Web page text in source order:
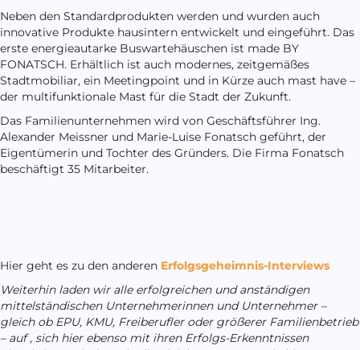
Neben den Standardprodukten werden und wurden auch
innovative Produkte hausintern entwickelt und eingeführt. Das
erste energieautarke Buswartehäuschen ist made BY
FONATSCH. Erhältlich ist auch modernes, zeitgemäßes
Stadtmobiliar, ein Meetingpoint und in Kürze auch mast have –
der multifunktionale Mast für die Stadt der Zukunft.
Das Familienunternehmen wird von Geschäftsführer Ing.
Alexander Meissner und Marie-Luise Fonatsch geführt, der
Eigentümerin und Tochter des Gründers. Die Firma Fonatsch
beschäftigt 35 Mitarbeiter.
Hier geht es zu den anderen Erfolgsgeheimnis-Interviews
Weiterhinladen wir alle erfolgreichen und anständigen
mittelständischen Unternehmerinnen und Unternehmer –
gleich ob EPU, KMU, Freiberufler oder größerer Familienbetrieb
– auf , sich hier ebenso mit ihren Erfolgs-Erkenntnissen